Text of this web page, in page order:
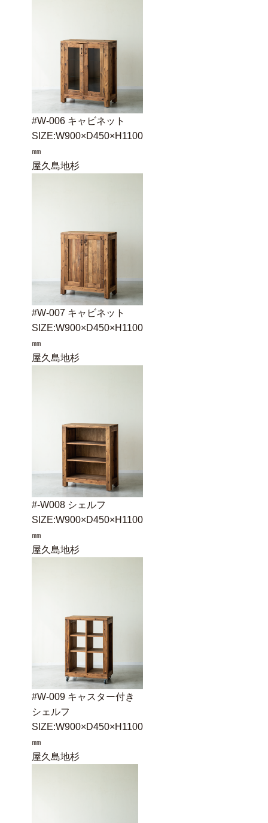
#W-006 キャビネット
SIZE:W900×D450×H1100
㎜
屋久島地杉
#W-007 キャビネット
SIZE:W900×D450×H1100
㎜
屋久島地杉
#-W008 シェルフ
SIZE:W900×D450×H1100
㎜
屋久島地杉
#W-009 キャスター付き
シェルフ
SIZE:W900×D450×H1100
㎜
屋久島地杉